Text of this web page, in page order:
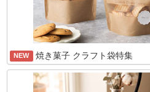
NEW 焼き菓子 クラフト袋特集